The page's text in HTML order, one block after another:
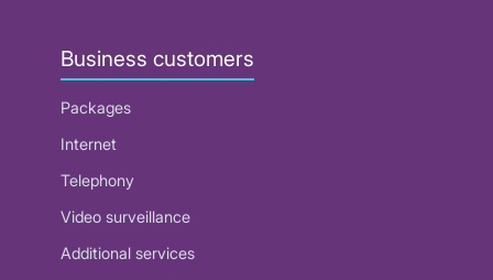
Business customers
Packages
Internet
Telephony
Video surveillance
Additional services